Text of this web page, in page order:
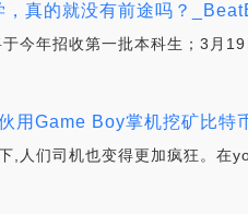
真的就没有前途吗？
于今年招收第一批本科生；3月
用Game Boy掌机挖矿比特
,人们司机也变得更加疯狂。